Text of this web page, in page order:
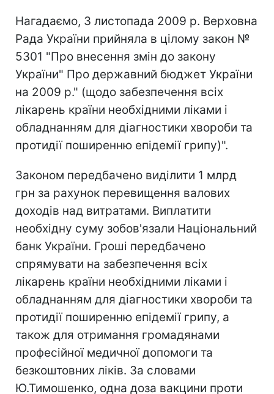
Нагадаємо, 3 листопада 2009 р. Верховна
Рада України прийняла в цілому закон №
5301 "Про внесення змін до закону
України" Про державний бюджет України
на 2009 р." (щодо забезпечення всіх
лікарень країни необхідними ліками і
обладнанням для діагностики хвороби та
протидії поширенню епідемії грипу)".
Законом передбачено виділити 1 млрд
грн за рахунок перевищення валових
доходів над витратами. Виплатити
необхідну суму зобов'язали Національний
банк України. Гроші передбачено
спрямувати на забезпечення всіх
лікарень країни необхідними ліками і
обладнанням для діагностики хвороби та
протидії поширенню епідемії грипу, а
також для отримання громадянами
професійної медичної допомоги та
безкоштовних ліків. За словами
Ю.Тимошенко, одна доза вакцини проти